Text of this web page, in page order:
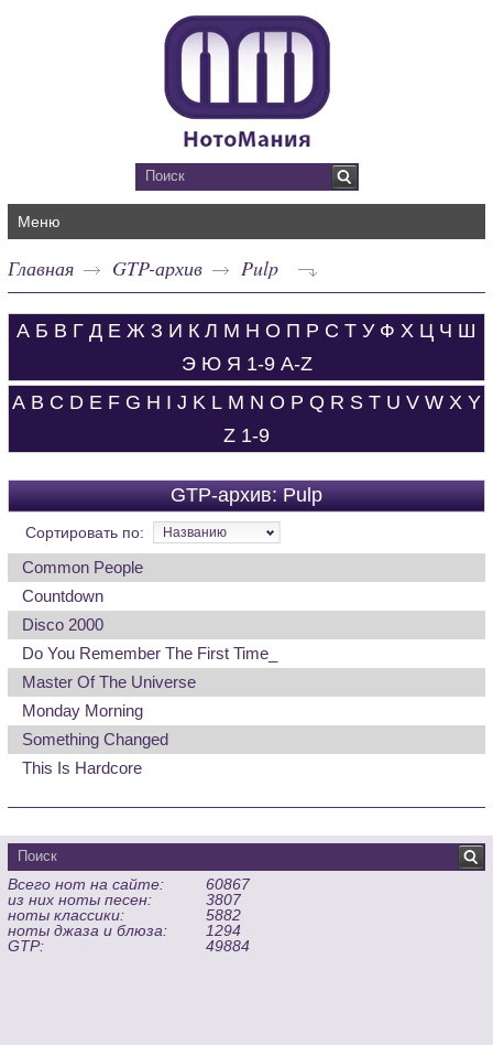
Меню
Главная GTP-архив Pulp
А Б В Г Д Е Ж З И К Л М Н О П Р С Т У Ф Х Ц Ч Ш
Э Ю Я 1-9 A-Z
A B C D E F G H I J K L M N O P Q R S T U V W X Y
Z 1-9
GTP-архив: Pulp
Сортировать по: Названию
Common People
Countdown
Disco 2000
Do You Remember The First Time_
Master Of The Universe
Monday Morning
Something Changed
This Is Hardcore
Всего нот на сайте:
60867
из них ноты песен:
3807
ноты классики:
5882
ноты джаза и блюза:
1294
GTP:
49884